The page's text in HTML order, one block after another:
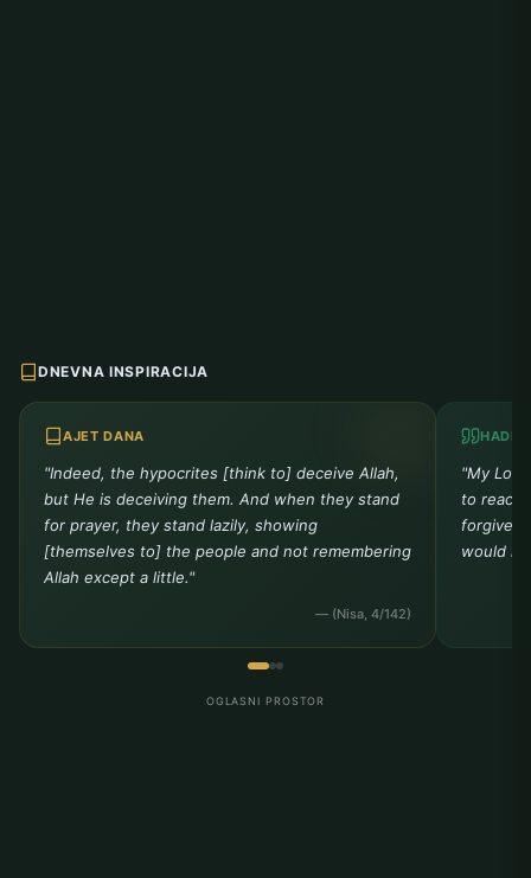
DNEVNA INSPIRACIJA
AJET DANA
"Indeed, the hypocrites [think to] deceive Allah,
but He is deceiving them. And when they stand
for prayer, they stand lazily, showing
[themselves to] the people and not remembering
Allah except a little."
— (Nisa, 4/142)
HADIS
"My
to reach
would
OGLASNI PROSTOR